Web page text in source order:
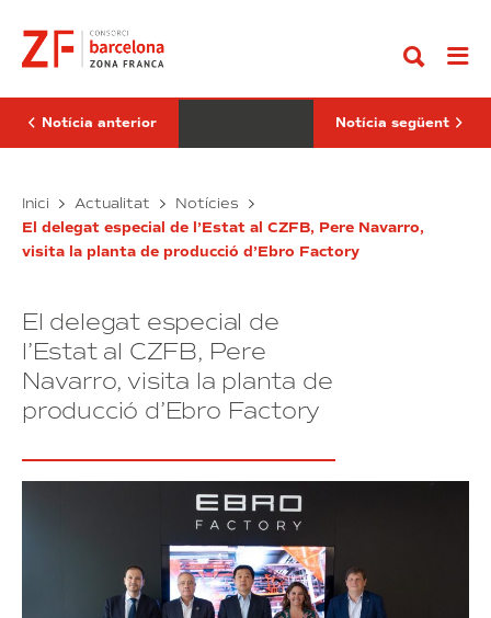
contingut
i
la
Fundació
s’uneixen
per
–
Segona
Oportunitat
Notícia anterior
la
nova
edició
Notícia següent
Inici Actualitat Notícies
El delegat especial de l’Estat al CZFB, Pere Navarro,
visita la planta de producció d’Ebro Factory
El delegat especial de
l’Estat al CZFB, Pere
Navarro, visita la planta de
producció d’Ebro Factory
CZFB
i
la
s’uneixen
per
el
programa
set
sectors